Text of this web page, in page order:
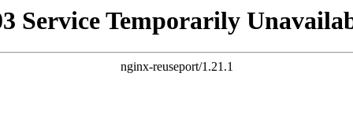
Service Temporarily
nginx-reuseport/1.21.1